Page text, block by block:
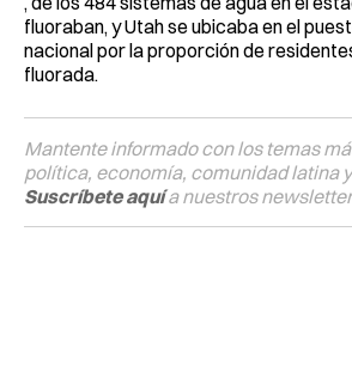
fluoraban, y Utah se ubicaba en el
nacional por la proporción de
fluorada.
Mantente informado con los temas
política, economía, comunidad latina
Suscríbete aquía nuestros